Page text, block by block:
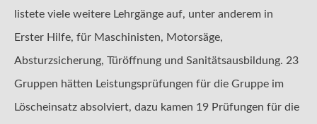
listete viele weitere Lehrgänge auf, unter anderem in
Erster Hilfe, für Maschinisten, Motorsäge,
Absturzsicherung, Türöffnung und Sanitätsausbildung. 23
Gruppen hätten Leistungsprüfungen für die Gruppe im
Löscheinsatz absolviert, dazu kamen 19 Prüfungen für die